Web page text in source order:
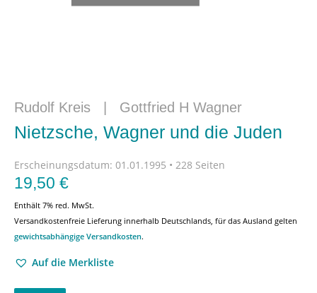
Rudolf Kreis Gottfried H Wagner
Nietzsche, Wagner und die Juden
Erscheinungsdatum: 01.01.1995 • 228 Seiten
19,50 €
Enthält 7% red. MwSt.
Versandkostenfreie Lieferung innerhalb Deutschlands, für das Ausland gelten
gewichtsabhängige Versandkosten.
Auf die Merkliste